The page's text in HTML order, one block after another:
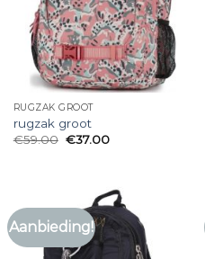
RUGZAK GROOT
rugzak groot
€59.00 €37.00
Aanbieding!